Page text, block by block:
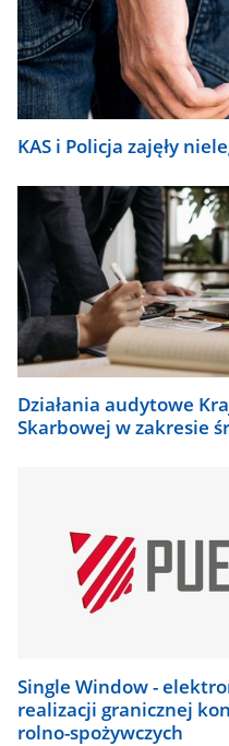
KAS i Policja zajęły
Działania audytowe
Skarbowej w zakresie
Single Window -
realizacji granicznej
rolno-spożywczych